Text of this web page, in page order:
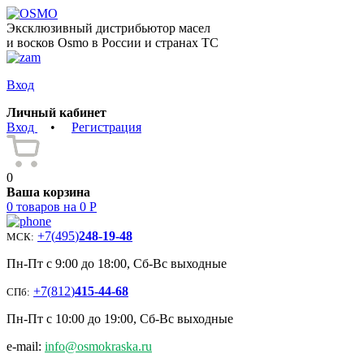
Эксклюзивный дистрибьютор масел
и восков Osmo в России и странах ТС
Вход
Личный кабинет
Вход
• Регистрация
0
Ваша корзина
0 товаров на 0 Р
МСК: +7(495)248-19-48
Пн-Пт с 9:00 до 18:00, Сб-Вс выходные
СПб: +7(812)415-44-68
Пн-Пт с 10:00 до 19:00, Сб-Вс выходные
e-mail: info@osmokraska.ru